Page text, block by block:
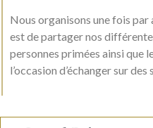
Nous organisons une fois
est de partager nos
personnes primées ainsi que
l’occasion d’échanger sur